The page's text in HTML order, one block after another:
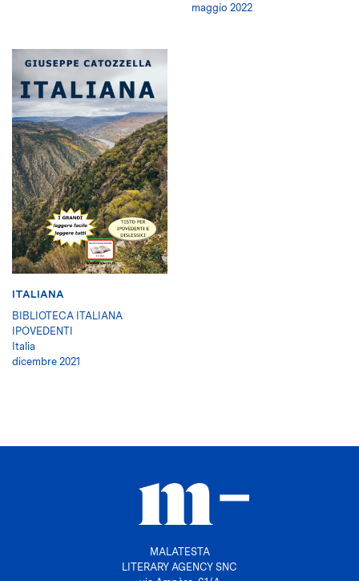
maggio 2022
ITALIANA
BIBLIOTECA ITALIANA
IPOVEDENTI
Italia
dicembre 2021
MALATESTA
LITERARY AGENCY SNC